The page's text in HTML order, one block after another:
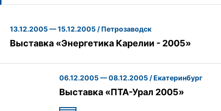
13.12.2005 — 15.12.2005 / Петрозаводск
Выставка «Энергетика Карелии - 2005»
06.12.2005 — 08.12.2005 / Екатеринбург
Выставка «ПТА-Урал 2005»